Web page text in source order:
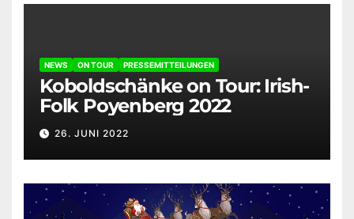
NEWS ON TOUR PRESSEMITTEILUNGEN
Koboldschänke on Tour: Irish-
Folk Poyenberg 2022
26. JUNI 2022